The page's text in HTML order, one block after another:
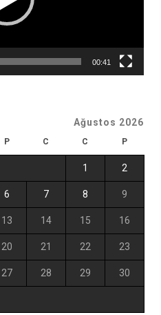
00:41
Ağustos 2026
P C C P
1 2
6 7 8 9
13 14 15 16
20 21 22 23
27 28 29 30